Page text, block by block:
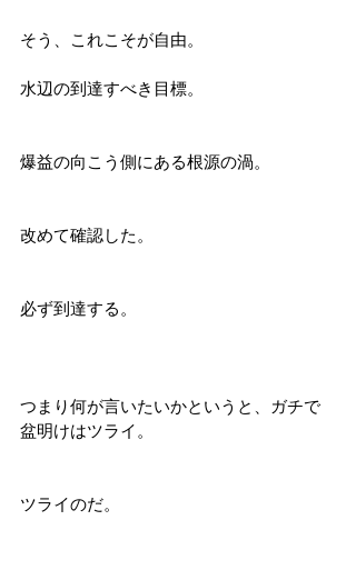
そう、これこそが自由。
水辺の到達すべき目標。
爆益の向こう側にある根源の渦。
改めて確認した。
必ず到達する。
つまり何が言いたいかというと、ガチで
盆明けはツライ。
ツライのだ。